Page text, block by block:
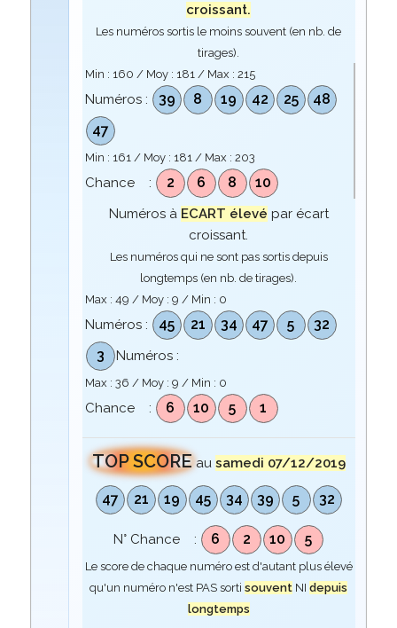
croissant.
Les numéros sortis le moins souvent (en nb. de
tirages).
Min : 160 / Moy : 181/ Max : 215
Numéros : 39 8 19 42 25
48
47
Min : 161/ Moy : 181/ Max : 203
Chance : 2 6 8 10
Numéros à ECART élevé par écart
croissant.
Les numéros qui ne sont pas sortis depuis
longtemps (en nb. de tirages).
Max : 49 / Moy : 9 / Min : 0
Numéros : 45 21 34 47 5
32
3
Numéros :
Max : 36 / Moy : 9 / Min : 0
Chance : 6 10 5 1
TOP SCORE au samedi 07/12/2019
47 21 19 45 34 39 5 32
N° Chance : 6 2 10 5
Le score de chaque numéro est d'autant plus élevé
qu'un numéro n'est PAS sortisouvent NIdepuis
longtemps